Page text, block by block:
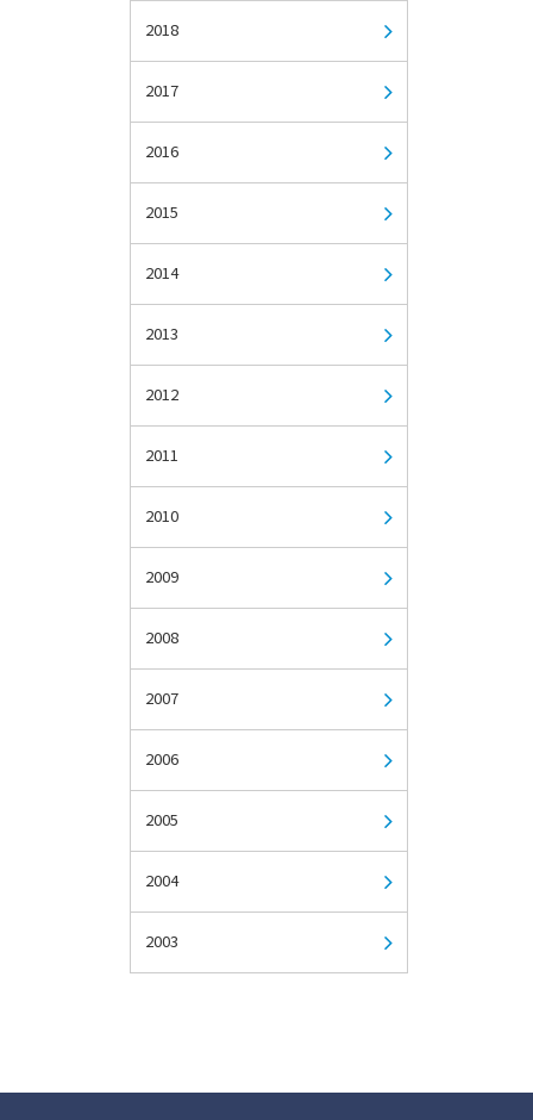
2018
2017
2016
2015
2014
2013
2012
2011
2010
2009
2008
2007
2006
2005
2004
2003